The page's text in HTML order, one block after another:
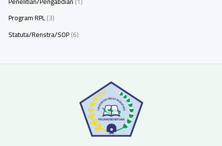
Program RPL(3)
Statuta/Renstra/SOP(6)